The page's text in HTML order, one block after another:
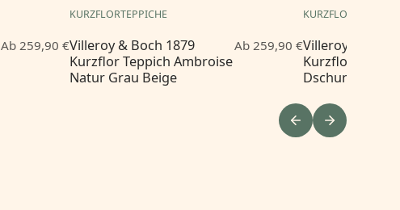
Ab 259,90 €
KURZFLORTEPPICHE
Villeroy & Boch 1879
Kurzflor Teppich Ambroise
Natur Grau Beige
Ab 259,90 €Villeroy & Boch
Kurzflor
Dschungelgrün